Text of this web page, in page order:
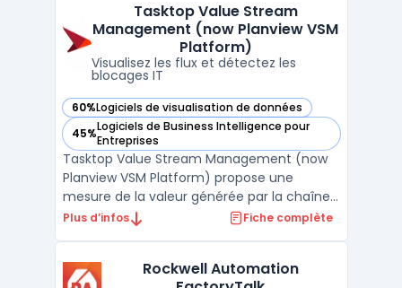
organisations, EPMO, PMO, responsabl ...
Tasktop Value Stream
Management (now Planview VSM
Platform)
Visualisez les flux et détectez les
blocages IT
60%Logiciels de visualisation de données
— voir Tasktop Value Stream Management (now Planview
45%Logiciels de Business Intelligence pour
Entreprises
— voir Tasktop Value Stream Management (now Planview
Tasktop Value Stream Management (now
Planview VSM Platform) propose une
mesure de la valeur générée par la chaîne
de développement logiciel. Cet outil cible
communs pour organiser la livraison
Plus d’infos Fiche complète
Rockwell Automation